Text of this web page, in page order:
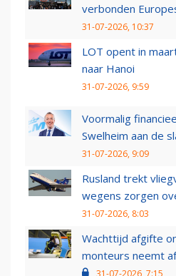
verbonden
31-07-2026, 10:37
LOT opent in
naar Hanoi
31-07-2026, 9:59
Voormalig
Swelheim aan de
31-07-2026, 9:09
Rusland trekt
wegens zorgen
31-07-2026, 8:03
Wachttijd afgifte
monteurs neemt
31-07-2026, 7:15